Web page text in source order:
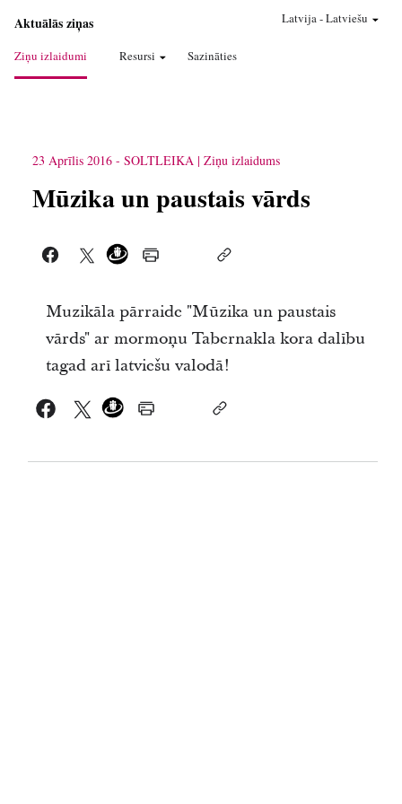
Aktuālās ziņas
Ziņu izlaidumi Resursi Sazināties
Latvija-Latviešu
23 Aprīlis 2016 - SOLTLEIKA Ziņu izlaidums
Mūzika un paustais vārds
Muzikāla pārraide "Mūzika un paustais
vārds" ar mormoņu Tabernakla kora dalību
tagad arī latviešu valodā!